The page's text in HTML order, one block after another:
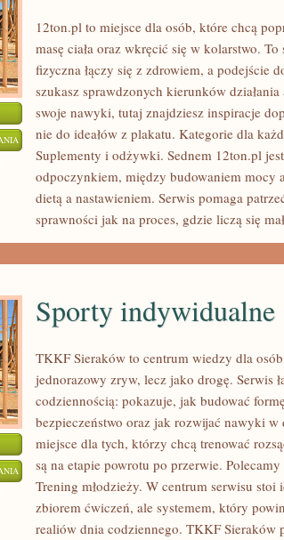
SUPLEMENTY
ODŻYWKI
12ton.pl to miejsce dla osób, które chcą
masę ciała oraz wkręcić się w kolarstwo.
fizyczna łączy się z zdrowiem, a podejście
szukasz sprawdzonych kierunków
swoje nawyki, tutaj znajdziesz inspiracje
nie do ideałów z plakatu. Kategorie dla
Suplementy i odżywki. Sednem 12ton.pl
odpoczynkiem, między budowaniem mocy
dietą a nastawieniem. Serwis pomaga
sprawności jak na proces, gdzie liczą się
SPORTY
INDYWIDUALNE
Sporty indywidualne
TKKF Sieraków to centrum wiedzy dla
jednorazowy zryw, lecz jako drogę. Serwis
codziennością: pokazuje, jak budować
bezpieczeństwo oraz jak rozwijać nawyki w
miejsce dla tych, którzy chcą trenować
są na etapie powrotu po przerwie.
Trening młodzieży. W centrum serwisu
zbiorem ćwiczeń, ale systemem, który
realiów dnia codziennego. TKKF Sieraków